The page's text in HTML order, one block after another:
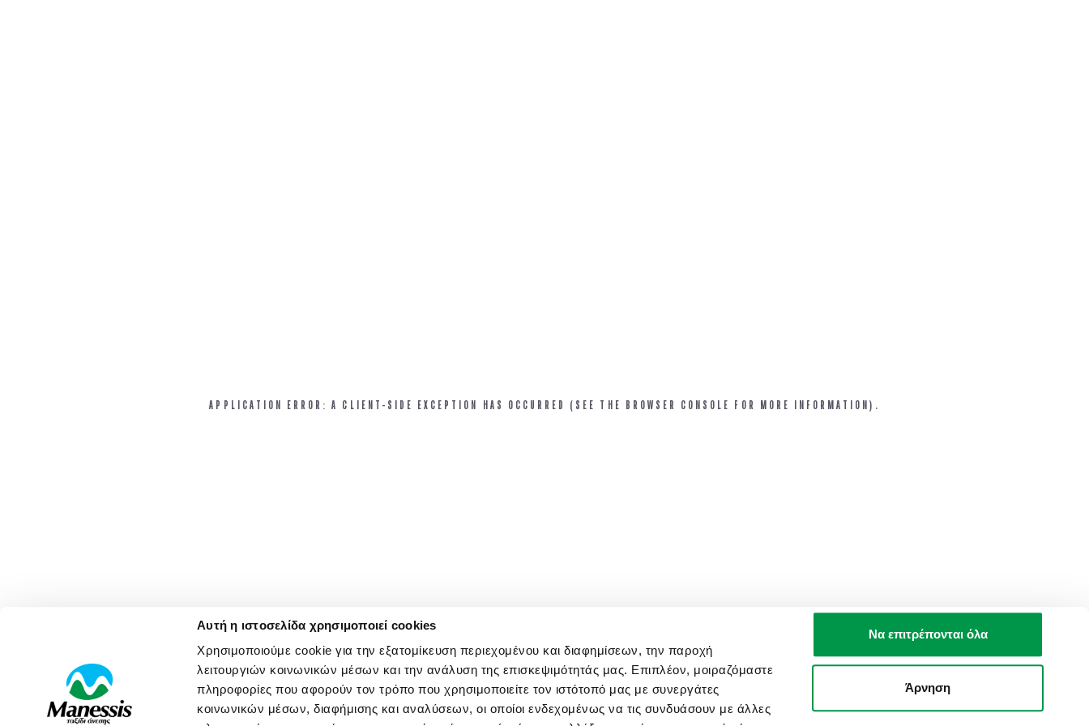
Αυτή η ιστοσελίδα χρησιμοποιεί cookies
Χρησιμοποιούμε cookie για την εξατομίκευση περιεχομένου και διαφημίσεων, την παροχή
λειτουργιών κοινωνικών μέσων και την ανάλυση της επισκεψιμότητάς μας. Επιπλέον, μοιραζόμαστε
πληροφορίες που αφορούν τον τρόπο που χρησιμοποιείτε τον ιστότοπό μας με συνεργάτες
κοινωνικών μέσων, διαφήμισης και αναλύσεων, οι οποίοι ενδεχομένως να τις συνδυάσουν με άλλες
Να επιτρέπονται όλα
Άρνηση
APPLICATION ERROR: A CLIENT-SIDE EXCEPTION HAS OCCURRED (SEE THE BROWSER CONSOLE FOR MORE INFORMATION).